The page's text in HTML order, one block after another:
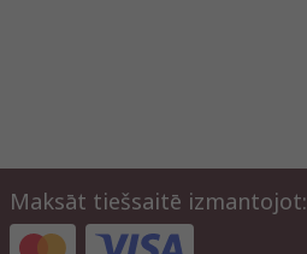
Maksāt tiešsaitē izmantojot: